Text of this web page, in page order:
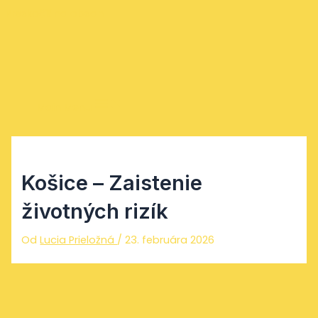
Košice – Zaistenie
životných rizík
Od Lucia Prieložná /23. februára 2026